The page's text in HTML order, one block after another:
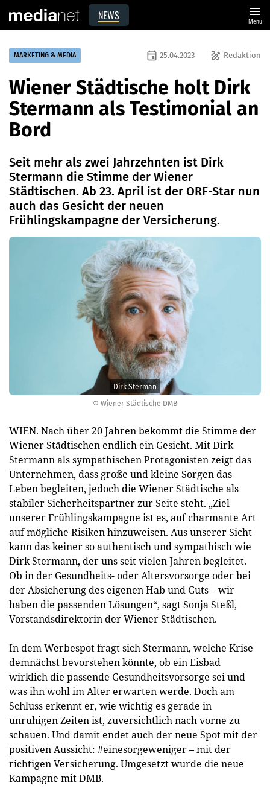
NEWS menu
Menü
© Wiener Städtische DMB
Dirk Sterman
MARKETING & MEDIA draw Redaktion
event 25.04.2023
Wiener Städtische holt Dirk
Stermann als Testimonial an
Bord
Seit mehr als zwei Jahrzehnten ist Dirk
Stermann die Stimme der Wiener
Städtischen. Ab 23. April ist der ORF-Star nun
auch das Gesicht der neuen
Frühlingskampagne der Versicherung.
WIEN. Nach über 20 Jahren bekommt die Stimme der
Wiener Städtischen endlich ein Gesicht. Mit Dirk
Stermann als sympathischen Protagonisten zeigt das
Unternehmen, dass große und kleine Sorgen das
Leben begleiten, jedoch die Wiener Städtische als
stabiler Sicherheitspartner zur Seite steht. „Ziel
unserer Frühlingskampagne ist es, auf charmante Art
auf mögliche Risiken hinzuweisen. Aus unserer Sicht
kann das keiner so authentisch und sympathisch wie
Dirk Stermann, der uns seit vielen Jahren begleitet.
Ob in der Gesundheits- oder Altersvorsorge oder bei
der Absicherung des eigenen Hab und Guts – wir
haben die passenden Lösungen“, sagt Sonja Steßl,
Vorstandsdirektorin der Wiener Städtischen.
In dem Werbespot fragt sich Stermann, welche Krise
demnächst bevorstehen könnte, ob ein Eisbad
wirklich die passende Gesundheitsvorsorge sei und
was ihn wohl im Alter erwarten werde. Doch am
Schluss erkennt er, wie wichtig es gerade in
unruhigen Zeiten ist, zuversichtlich nach vorne zu
schauen. Und damit endet auch der neue Spot mit der
positiven Aussicht: #einesorgeweniger – mit der
richtigen Versicherung. Umgesetzt wurde die neue
Kampagne mit DMB.